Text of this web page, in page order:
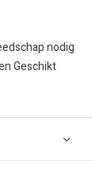
nodig
Geschikt